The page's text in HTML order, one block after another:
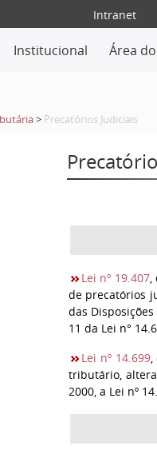
Intranet
Institucional Área
> Precatórios Judiciais
Lei nº 19.407,
de precatórios
das
11 da Lei n°
Lei nº 14.699,
tributário,
2000, a Lei nº